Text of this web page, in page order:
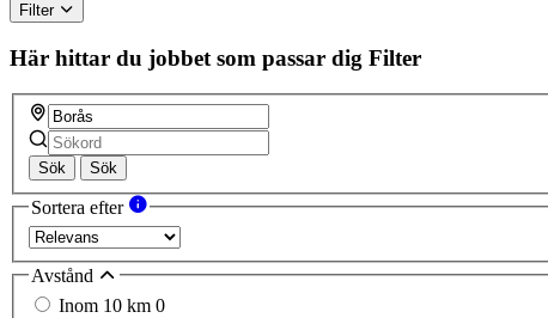
Filter
Här hittar du jobbet som passar dig Filter
Sök Sök
Sortera efter
Avstånd
Inom 10 km 0